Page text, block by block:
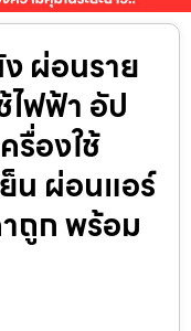
ผ่อนราย
ไฟฟ้า อัป
รื่องใช้
น ผ่อนแอร์
ถูก พร้อม